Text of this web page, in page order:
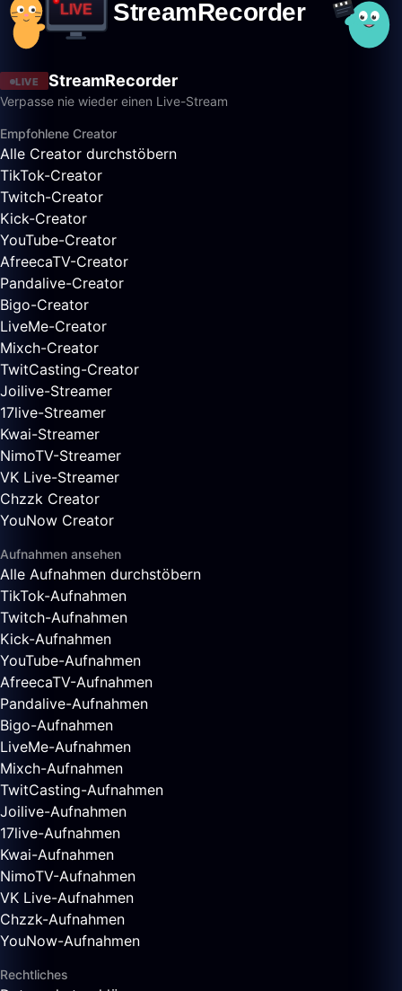
LIVE StreamRecorder
Verpasse nie wieder einen Live-Stream
Empfohlene Creator
Alle Creator durchstöbern
TikTok-Creator
Twitch-Creator
Kick-Creator
YouTube-Creator
AfreecaTV-Creator
Pandalive-Creator
Bigo-Creator
LiveMe-Creator
Mixch-Creator
TwitCasting-Creator
Joilive-Streamer
17live-Streamer
Kwai-Streamer
NimoTV-Streamer
VK Live-Streamer
Chzzk Creator
YouNow Creator
Aufnahmen ansehen
Alle Aufnahmen durchstöbern
TikTok-Aufnahmen
Twitch-Aufnahmen
Kick-Aufnahmen
YouTube-Aufnahmen
AfreecaTV-Aufnahmen
Pandalive-Aufnahmen
Bigo-Aufnahmen
LiveMe-Aufnahmen
Mixch-Aufnahmen
TwitCasting-Aufnahmen
Joilive-Aufnahmen
17live-Aufnahmen
Kwai-Aufnahmen
NimoTV-Aufnahmen
VK Live-Aufnahmen
Chzzk-Aufnahmen
YouNow-Aufnahmen
Rechtliches